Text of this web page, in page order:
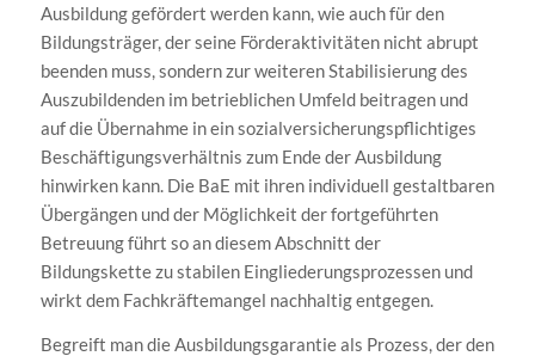
Ausbildung gefördert werden kann, wie auch für den
Bildungsträger, der seine Förderaktivitäten nicht abrupt
beenden muss, sondern zur weiteren Stabilisierung des
Auszubildenden im betrieblichen Umfeld beitragen und
auf die Übernahme in ein sozialversicherungspflichtiges
Beschäftigungsverhältnis zum Ende der Ausbildung
hinwirken kann. Die BaE mit ihren individuell gestaltbaren
Übergängen und der Möglichkeit der fortgeführten
Betreuung führt so an diesem Abschnitt der
Bildungskette zu stabilen Eingliederungsprozessen und
wirkt dem Fachkräftemangel nachhaltig entgegen.
Begreift man die Ausbildungsgarantie als Prozess, der den